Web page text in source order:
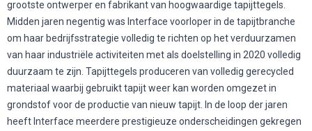
grootste ontwerper en fabrikant van hoogwaardige tapijttegels.
Midden jaren negentig was Interface voorloper in de tapijtbranche
om haar bedrijfsstrategie volledig te richten op het verduurzamen
van haar industriële activiteiten met als doelstelling in 2020 volledig
duurzaam te zijn. Tapijttegels produceren van volledig gerecycled
materiaal waarbij gebruikt tapijt weer kan worden omgezet in
grondstof voor de productie van nieuw tapijt. In de loop der jaren
heeft Interface meerdere prestigieuze onderscheidingen gekregen